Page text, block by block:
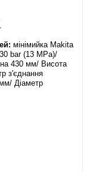
мінімийка Makita
bar (13 MPa)/
430 мм/ Висота
з'єднання
Діаметр